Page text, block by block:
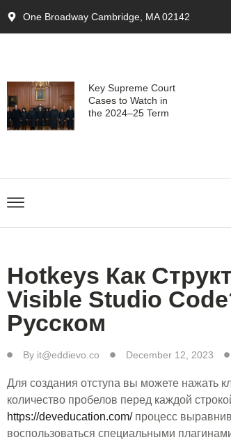
One Broadway Cambridge, MA 02142
Key Supreme Court
Cases to Watch in
the 2024–25 Term
Hotkeys Как
Visible Studio
Русском
By it@eddievo.co December 12, 2023
Для создания отступа вы можете нажать
количество пробелов перед каждой
https://deveducation.com/процесс
воспользоваться специальными